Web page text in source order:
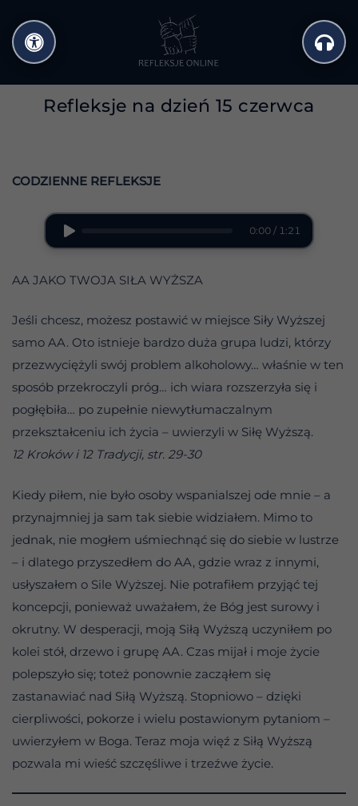
do
treści
Refleksje na dzień 15 czerwca
CODZIENNE REFLEKSJE
0:00 / 1:21
AA JAKO TWOJA SIŁA WYŻSZA
Jeśli chcesz, możesz postawić w miejsce Siły Wyższej
samo AA. Oto istnieje bardzo duża grupa ludzi, którzy
przezwyciężyli swój problem alkoholowy… właśnie w ten
sposób przekroczyli próg… ich wiara rozszerzyła się i
pogłębiła… po zupełnie niewytłumaczalnym
przekształceniu ich życia – uwierzyli w Siłę Wyższą.
12 Kroków i 12 Tradycji, str. 29-30
Kiedy piłem, nie było osoby wspanialszej ode mnie – a
przynajmniej ja sam tak siebie widziałem. Mimo to
jednak, nie mogłem uśmiechnąć się do siebie w lustrze
– i dlatego przyszedłem do AA, gdzie wraz z innymi,
usłyszałem o Sile Wyższej. Nie potrafiłem przyjąć tej
koncepcji, ponieważ uważałem, że Bóg jest surowy i
okrutny. W desperacji, moją Siłą Wyższą uczyniłem po
kolei stół, drzewo i grupę AA. Czas mijał i moje życie
polepszyło się; toteż ponownie zacząłem się
zastanawiać nad Siłą Wyższą. Stopniowo – dzięki
cierpliwości, pokorze i wielu postawionym pytaniom –
uwierzyłem w Boga. Teraz moja więź z Siłą Wyższą
pozwala mi wieść szczęśliwe i trzeźwe życie.